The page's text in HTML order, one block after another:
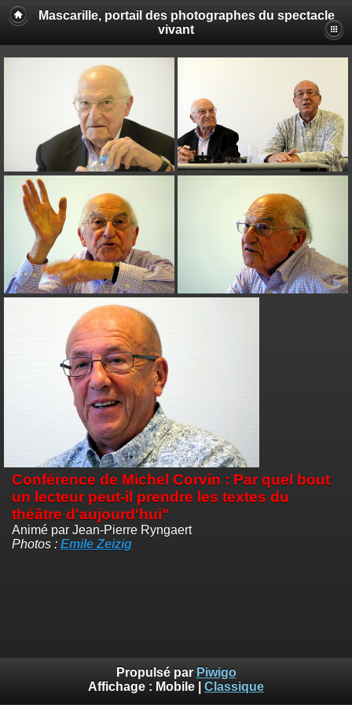
Mascarille, portail des photographes du spectacle
vivant
Conférence de Michel Corvin : Par quel bout
un lecteur peut-il prendre les textes du
théâtre d'aujourd'hui"
Animé par Jean-Pierre Ryngaert
Photos : Emile Zeizig
Propulsé par Piwigo
Affichage : Mobile Classique